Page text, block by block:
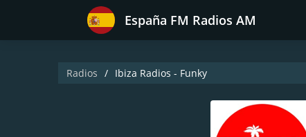
España FM Radios AM
Radios Ibiza Radios - Funky